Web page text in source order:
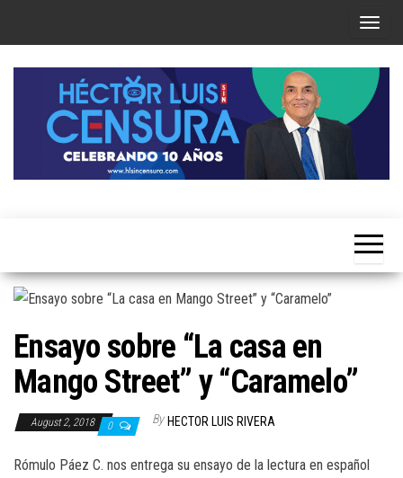
T
g
n
i
g
Ensayo sobre “La casa en
Mango Street” y “Caramelo”
August 2, 2018 0 By HECTOR LUIS RIVERA
Rómulo Páez C. nos entrega su ensayo de la lectura en español